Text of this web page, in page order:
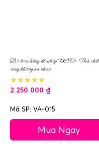
Bó hoa hồng đỏ nhập RED- Thà chết
cũng không xa nhau
2.250.000 ₫
Mã SP: VA-015
Mua Ngay